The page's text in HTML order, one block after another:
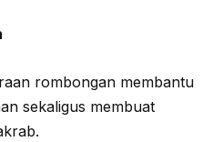
rombongan membantu
sekaligus membuat